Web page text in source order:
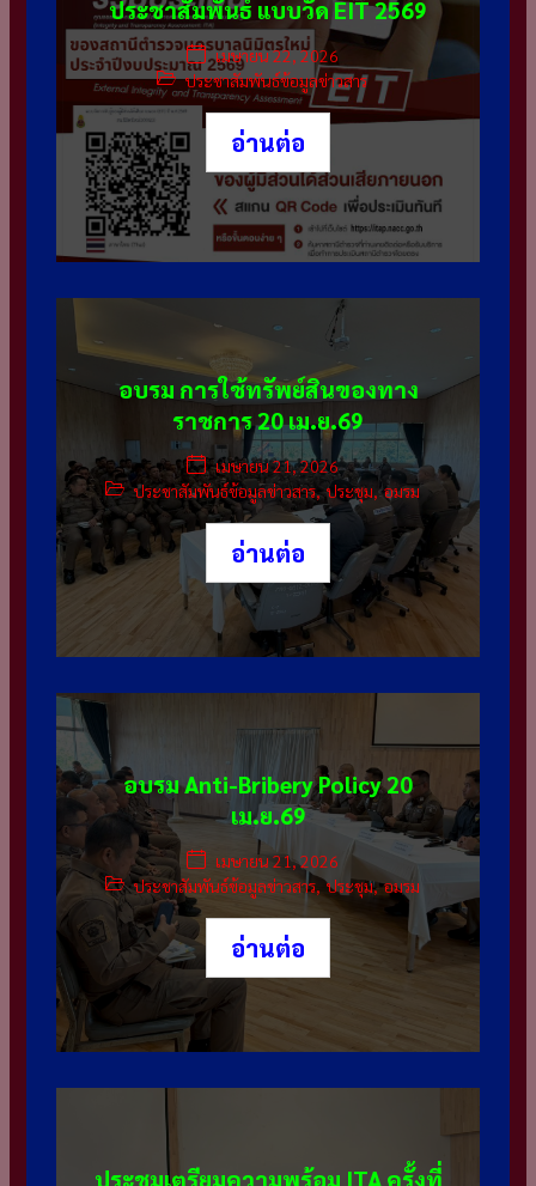
ประชาสัมพันธ์ แบบวัด EIT 2569
เมษายน 22, 2026
ประชาสัมพันธ์ข้อมูลข่าวสาร
อ่านต่อ
อบรม การใช้ทรัพย์สินของทาง
ราชการ 20 เม.ย.69
เมษายน 21, 2026
ประชาสัมพันธ์ข้อมูลข่าวสาร, ประชุม, อมรม
อ่านต่อ
อบรม Anti-Bribery Policy 20
เม.ย.69
เมษายน 21, 2026
ประชาสัมพันธ์ข้อมูลข่าวสาร, ประชุม, อมรม
อ่านต่อ
ประชุมเตรียมความพร้อม ITA ครั้งที่